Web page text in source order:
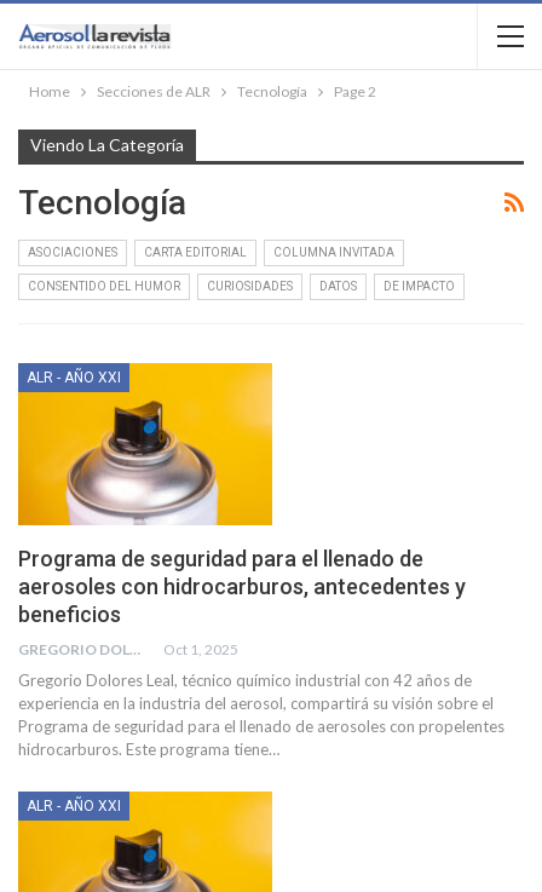
Home Secciones de ALR Tecnología Page 2
Viendo La Categoría
Tecnología
ASOCIACIONES CARTA EDITORIAL COLUMNA INVITADA
CONSENTIDO DEL HUMOR CURIOSIDADES DATOS DE IMPACTO
ALR - AÑO XXI
Programa de seguridad para el llenado de
aerosoles con hidrocarburos, antecedentes y
beneficios
GREGORIO DOLORES LEAL Oct 1, 2025
Gregorio Dolores Leal, técnico químico industrial con 42 años de
experiencia en la industria del aerosol, compartirá su visión sobre el
Programa de seguridad para el llenado de aerosoles con propelentes
hidrocarburos. Este programa tiene…
ALR - AÑO XXI